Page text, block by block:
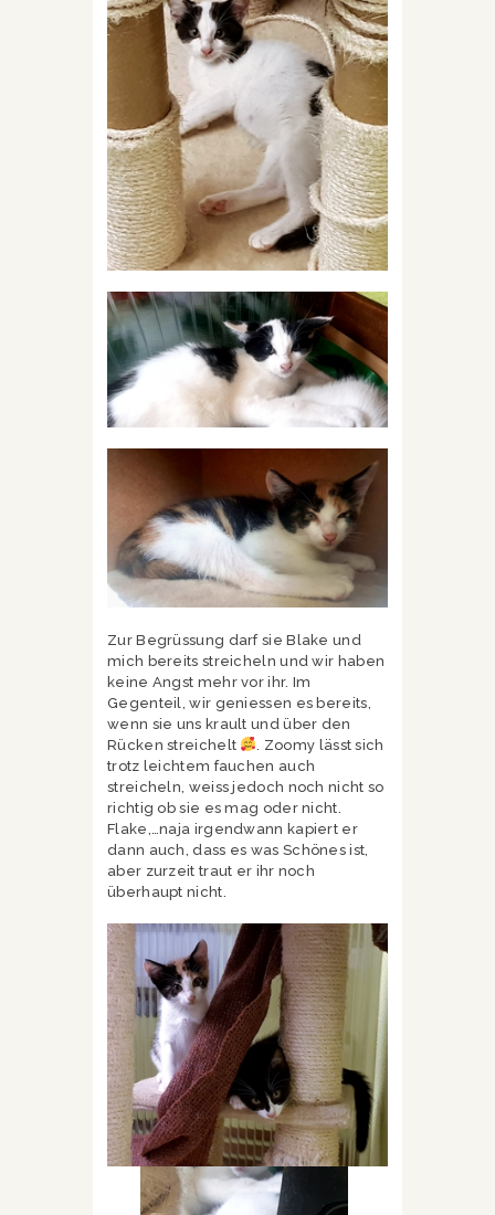
Zur Begrüssung darf sie Blake und
mich bereits streicheln und wir haben
keine Angst mehr vor ihr. Im
Gegenteil, wir geniessen es bereits,
wenn sie uns krault und über den
Rücken streichelt
. Zoomy lässt sich
trotz leichtem fauchen auch
streicheln, weiss jedoch noch nicht so
richtig ob sie es mag oder nicht.
Flake,…naja irgendwann kapiert er
dann auch, dass es was Schönes ist,
aber zurzeit traut er ihr noch
überhaupt nicht.